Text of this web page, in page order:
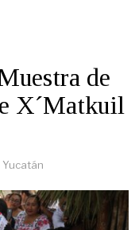
de
X´Matkuil
Yucatán